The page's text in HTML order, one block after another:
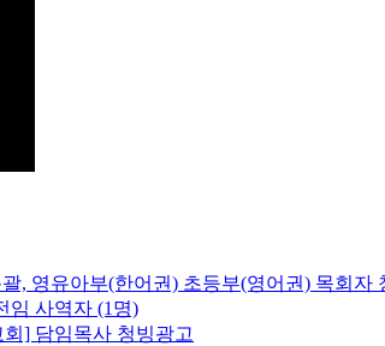
, 영유아부(한어권) 초등부(영어권) 목회자
임 사역자 (1명)
] 담임목사 청빙광고